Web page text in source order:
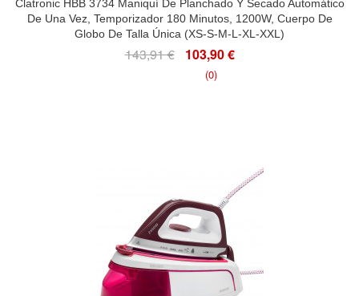
Clatronic HBB 3734 Maniquí De Planchado Y Secado Automático
De Una Vez, Temporizador 180 Minutos, 1200W, Cuerpo De
Globo De Talla Única (XS-S-M-L-XL-XXL)
143,91 € 103,90 €
(0)